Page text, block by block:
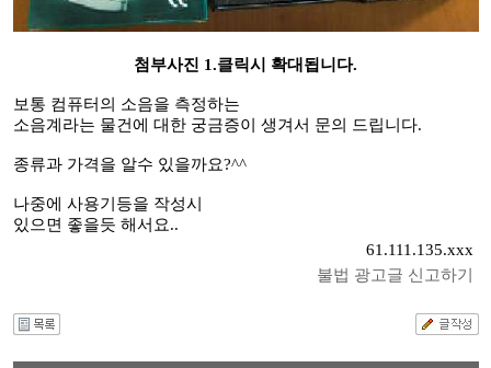
첨부사진 1.클릭시 확대됩니다.
보통 컴퓨터의 소음을 측정하는
소음계라는 물건에 대한 궁금증이 생겨서 문의 드립니다.
종류과 가격을 알수 있을까요?^^
나중에 사용기등을 작성시
있으면 좋을듯 해서요..
61.111.135.xxx
불법 광고글 신고하기